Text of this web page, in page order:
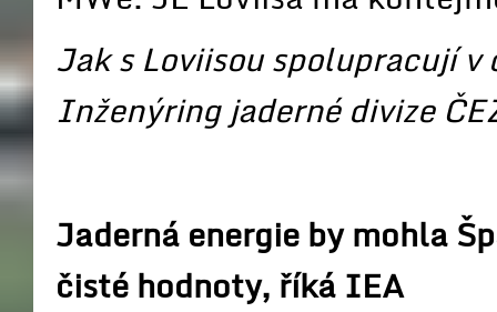
Jak s Loviisou spolupracují
Inženýring jaderné divize
Jaderná energie by mohla
čisté hodnoty, říká IEA